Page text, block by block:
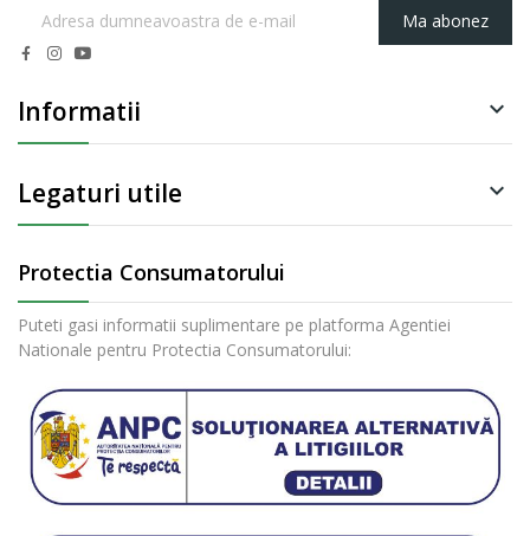
Ma abonez
Informatii 
Legaturi utile 
Protectia Consumatorului
Puteti gasi informatii suplimentare pe platforma Agentiei
Nationale pentru Protectia Consumatorului: